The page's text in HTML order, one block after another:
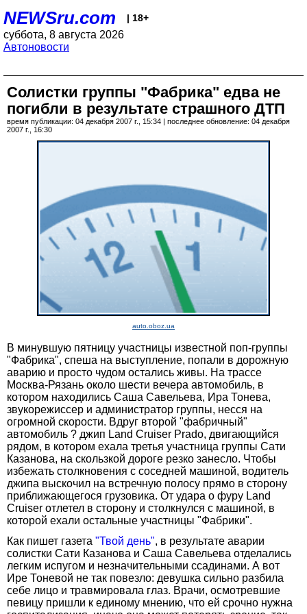
NEWSru.com | 18+
суббота, 8 августа 2026
Автоновости
Солистки группы "Фабрика" едва не
погибли в результате страшного ДТП
время публикации: 04 декабря 2007 г., 15:34 | последнее обновление: 04 декабря
2007 г., 16:30
auto.oboz.ua
В минувшую пятницу участницы известной поп-группы
"Фабрика", спеша на выступление, попали в дорожную
аварию и просто чудом остались живы. На трассе
Москва-Рязань около шести вечера автомобиль, в
котором находились Саша Савельева, Ира Тонева,
звукорежиссер и администратор группы, несся на
огромной скорости. Вдруг второй "фабричный"
автомобиль ? джип Land Cruiser Prado, двигающийся
рядом, в котором ехала третья участница группы Сати
Казанова, на скользкой дороге резко занесло. Чтобы
избежать столкновения с соседней машиной, водитель
джипа выскочил на встречную полосу прямо в сторону
приближающегося грузовика. От удара о фуру Land
Cruiser отлетел в сторону и столкнулся с машиной, в
которой ехали остальные участницы "Фабрики".
Как пишет газета "Твой день", в результате аварии
солистки Сати Казанова и Саша Савельева отделались
легким испугом и незначительными ссадинами. А вот
Ире Тоневой не так повезло: девушка сильно разбила
себе лицо и травмировала глаз. Врачи, осмотревшие
певицу пришли к единому мнению, что ей срочно нужна